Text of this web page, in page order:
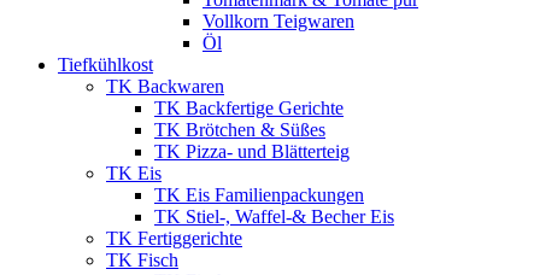
Vollkorn Teigwaren
Öl
Tiefkühlkost
TK Backwaren
TK Backfertige Gerichte
TK Brötchen & Süßes
TK Pizza- und Blätterteig
TK Eis
TK Eis Familienpackungen
TK Stiel-, Waffel-& Becher Eis
TK Fertiggerichte
TK Fisch